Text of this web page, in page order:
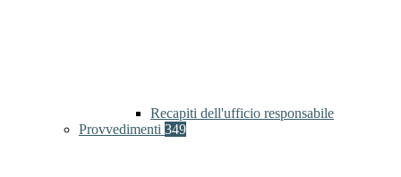
Recapiti dell'ufficio responsabile
Provvedimenti 349